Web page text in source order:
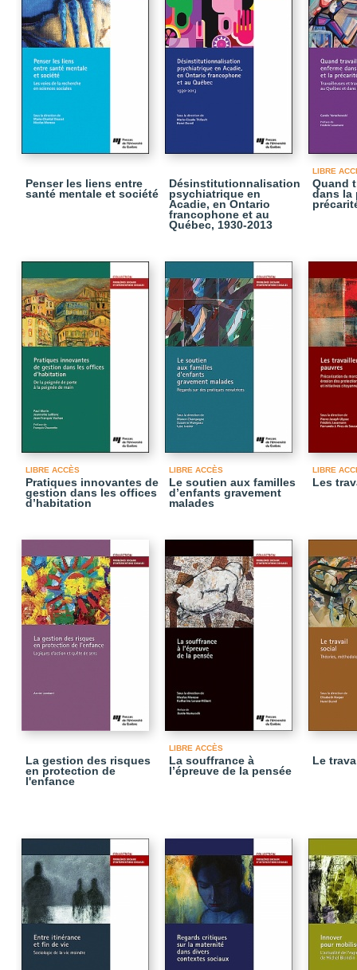
Penser les liens entre
santé mentale et société
Désinstitutionnalisation
psychiatrique en
Acadie, en Ontario
francophone et au
Québec, 1930-2013
LIBRE
Quand
dans la
LIBRE ACCÈS
Pratiques innovantes de
gestion dans les offices
d’habitation
LIBRE ACCÈS
Le soutien aux familles
d’enfants gravement
malades
LIBRE
Les
La gestion des risques
en protection de
l'enfance
LIBRE ACCÈS
La souffrance à
l’épreuve de la pensée
Le